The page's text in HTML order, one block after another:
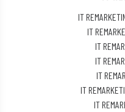
IT
IT
IT
IT
IT
IT
IT